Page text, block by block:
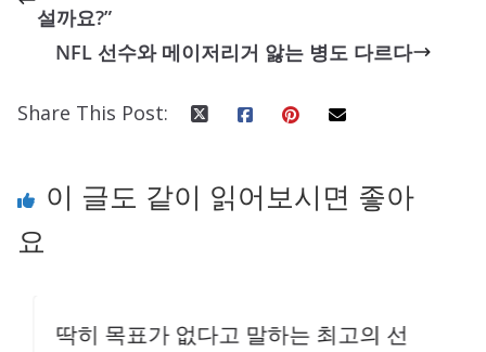
설까요?”
NFL 선수와 메이저리거 앓는 병도 다르다
Share This Post:
이 글도 같이 읽어보시면 좋아
요
딱히 목표가 없다고 말하는 최고의 선